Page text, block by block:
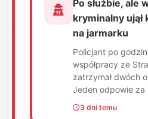
Po służbie, ale
kryminalny
na jarmarku
Policjant po
współpracy ze
zatrzymał dwóch
Jeden odpowie za
3 dni temu